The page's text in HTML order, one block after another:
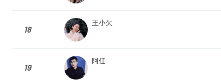
18
王小欠
19
阿任